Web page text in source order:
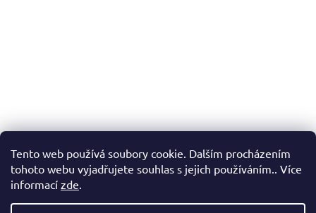
Tento web používá soubory cookie. Dalším procházením
tohoto webu vyjadřujete souhlas s jejich používáním.. Více
informací zde.